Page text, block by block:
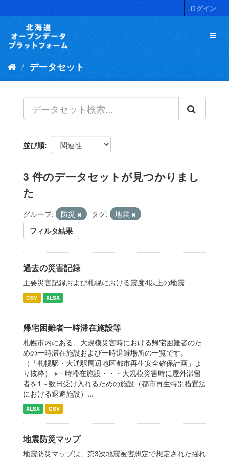
キ
ログイン
データセット
並び順
3 件のデータセットが見つかりまし
た
グループ: 防災 タグ:
地震
フィルタ結果
過去の災害記録
主要災害記録および札幌における震度4以上の地震
CSV XLSX
帰宅困難者一時滞在施設等
札幌市内にある、大規模災害時における帰宅困難者のた
めの一時滞在施設および一時退避場所の一覧です。
（「札幌駅・大通駅周辺地区都市再生安全確保計画」よ
り抜粋） ※一時滞在施設・・・大規模災害時に屋外滞留
者を1～数日受け入れるための施設（都市再生特別措置法
における退避施設）...
XLSX CSV
地震防災マップ
地震防災マップは、第3次地震被害想定で想定された揺れ